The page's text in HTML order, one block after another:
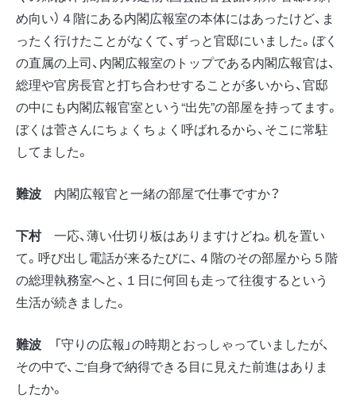
め向い）４階にある内閣広報室の本体にはあったけど、ま
ったく行けたことがなくて、ずっと官邸にいました。ぼく
の直属の上司、内閣広報室のトップである内閣広報官は、
総理や官房長官と打ち合わせすることが多いから、官邸
の中にも内閣広報官室という“出先”の部屋を持ってます。
ぼくは菅さんにちょくちょく呼ばれるから、そこに常駐
してました。
難波 内閣広報官と一緒の部屋で仕事ですか？
下村一応、薄い仕切り板はありますけどね。机を置い
て。呼び出し電話が来るたびに、４階のその部屋から５階
の総理執務室へと、１日に何回も走って往復するという
生活が続きました。
難波
「守りの広報」の時期とおっしゃっていましたが、
その中で、ご自身で納得できる目に見えた前進はありま
したか。